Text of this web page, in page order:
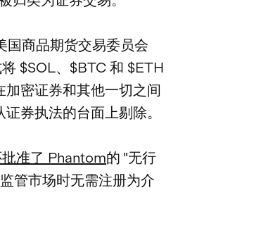
国商品期货交易委员会
$SOL、$BTC 和 $ETH
密证券和其他一切之间
券执法的台面上剔除。
准了 Phantom的 "无行
管市场时无需注册为介